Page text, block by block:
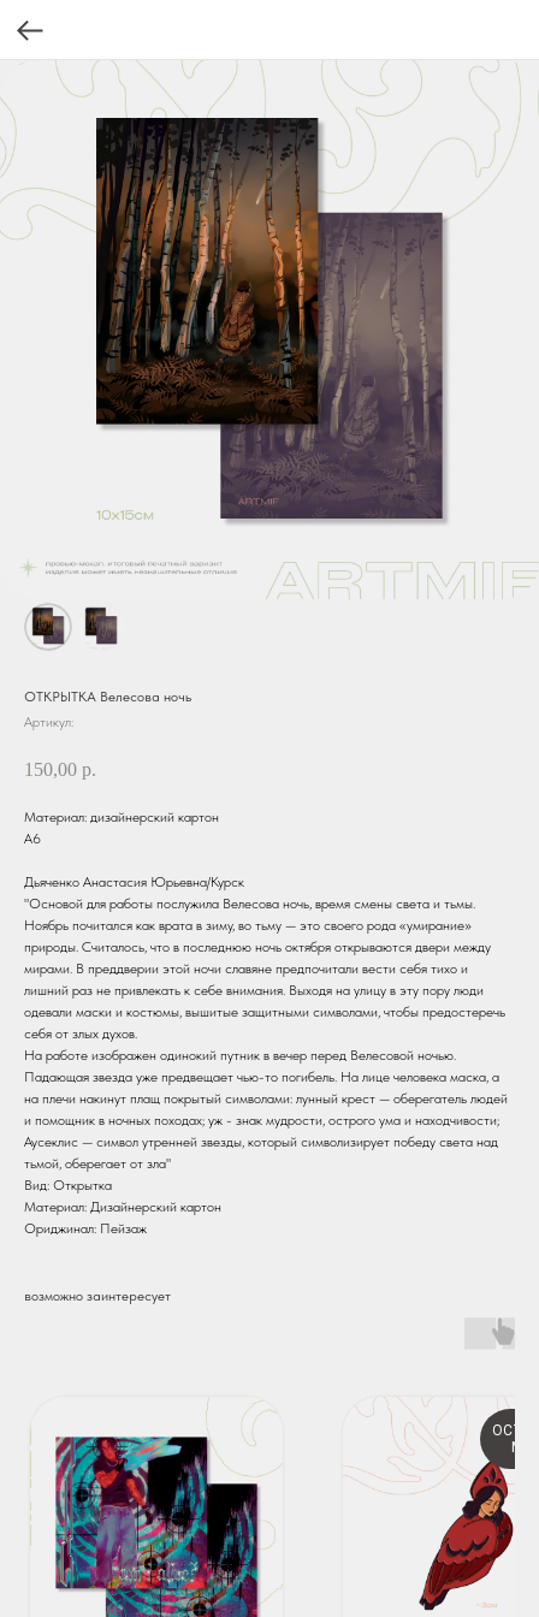
ОТКРЫТКА Велесова ночь
Артикул:
150,00 р.
Материал: дизайнерский картон
А6
Дьяченко Анастасия Юрьевна/Курск
"Основой для работы послужила Велесова ночь, время смены света и тьмы.
Ноябрь почитался как врата в зиму, во тьму — это своего рода «умирание»
природы. Считалось, что в последнюю ночь октября открываются двери между
мирами. В преддверии этой ночи славяне предпочитали вести себя тихо и
лишний раз не привлекать к себе внимания. Выходя на улицу в эту пору люди
одевали маски и костюмы, вышитые защитными символами, чтобы предостеречь
себя от злых духов.
На работе изображен одинокий путник в вечер перед Велесовой ночью.
Падающая звезда уже предвещает чью-то погибель. На лице человека маска, а
на плечи накинут плащ покрытый символами: лунный крест — оберегатель людей
и помощник в ночных походах; уж - знак мудрости, острого ума и находчивости;
Аусеклис — символ утренней звезды, который символизирует победу света над
тьмой, оберегает от зла"
Вид: Открытка
Материал: Дизайнерский картон
Ориджинал: Пейзаж
возможно заинтересует